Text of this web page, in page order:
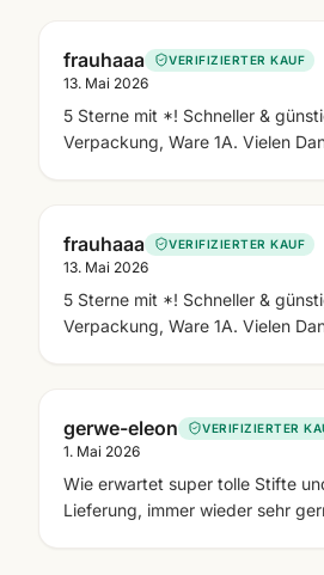
frauhaaa VERIFIZIERTER KAUF
13. Mai 2026
5 Sterne mit *! Schneller &
Verpackung, Ware 1A. Vielen
frauhaaa VERIFIZIERTER KAUF
13. Mai 2026
5 Sterne mit *! Schneller &
Verpackung, Ware 1A. Vielen
gerwe-eleon VERIFIZIERTER
1. Mai 2026
Wie erwartet super tolle Stifte
Lieferung, immer wieder sehr